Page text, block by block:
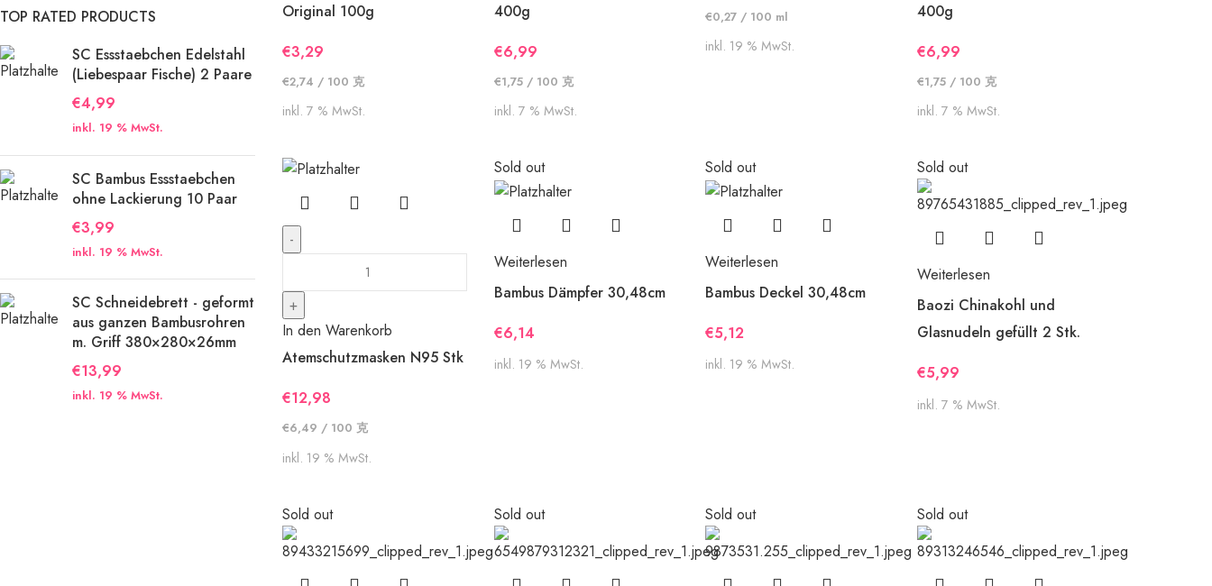
TOP RATED PRODUCTS
SC Essstaebchen Edelstahl
(Liebespaar Fische) 2 Paare
€4,99
inkl. 19 % MwSt.
SC Bambus Essstaebchen
ohne Lackierung 10 Paar
€3,99
inkl. 19 % MwSt.
SC Schneidebrett - geformt
aus ganzen Bambusrohren
m. Griff 380×280×26mm
€13,99
inkl. 19 % MwSt.
Original 100g
€3,29
€2,74 / 100 克
inkl. 7 % MwSt.
400g
€6,99
€1,75/ 100 克
inkl. 7 % MwSt.
€0,27 / 100 ml
inkl. 19 % MwSt.
400g
€6,99
€1,75 / 100 克
inkl. 7 % MwSt.
In den Warenkorb
Atemschutzmasken N95 Stk
€12,98
€6,49 / 100 克
inkl. 19 % MwSt.
Sold out
Weiterlesen
Bambus Dämpfer 30,48cm
€6,14
inkl. 19 % MwSt.
Sold out
Weiterlesen
Bambus Deckel 30,48cm
€5,12
inkl. 19 % MwSt.
Sold out
Weiterlesen
Baozi Chinakohl und
Glasnudeln gefüllt 2 Stk.
€5,99
inkl. 7 % MwSt.
Sold out Sold out Sold out Sold out